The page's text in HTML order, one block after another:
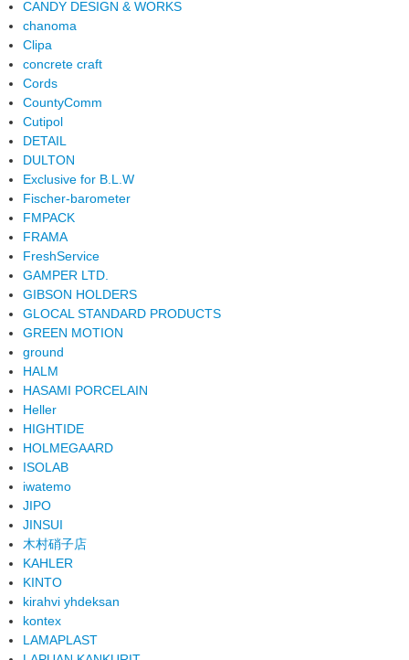
CANDY DESIGN & WORKS
chanoma
Clipa
concrete craft
Cords
CountyComm
Cutipol
DETAIL
DULTON
Exclusive for B.L.W
Fischer-barometer
FMPACK
FRAMA
FreshService
GAMPER LTD.
GIBSON HOLDERS
GLOCAL STANDARD PRODUCTS
GREEN MOTION
ground
HALM
HASAMI PORCELAIN
Heller
HIGHTIDE
HOLMEGAARD
ISOLAB
iwatemo
JIPO
JINSUI
木村硝子店
KAHLER
KINTO
kirahvi yhdeksan
kontex
LAMAPLAST